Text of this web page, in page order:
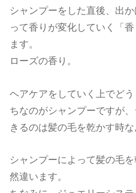
シャンプーをした直後、出
って香りが変化していく「
ます。
ローズの香り。
ヘアケアをしていく上でど
ちなのがシャンプーですが
きるのは髪の毛を乾かす時な
シャンプーによって髪の毛
然違います。